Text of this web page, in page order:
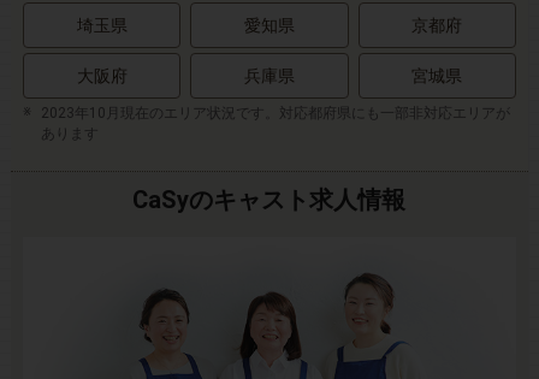
埼玉県 愛知県 京都府
大阪府 兵庫県 宮城県
2023年10月現在のエリア状況です。対応都府県にも一部非対応エリアが
あります
CaSyのキャスト求人情報